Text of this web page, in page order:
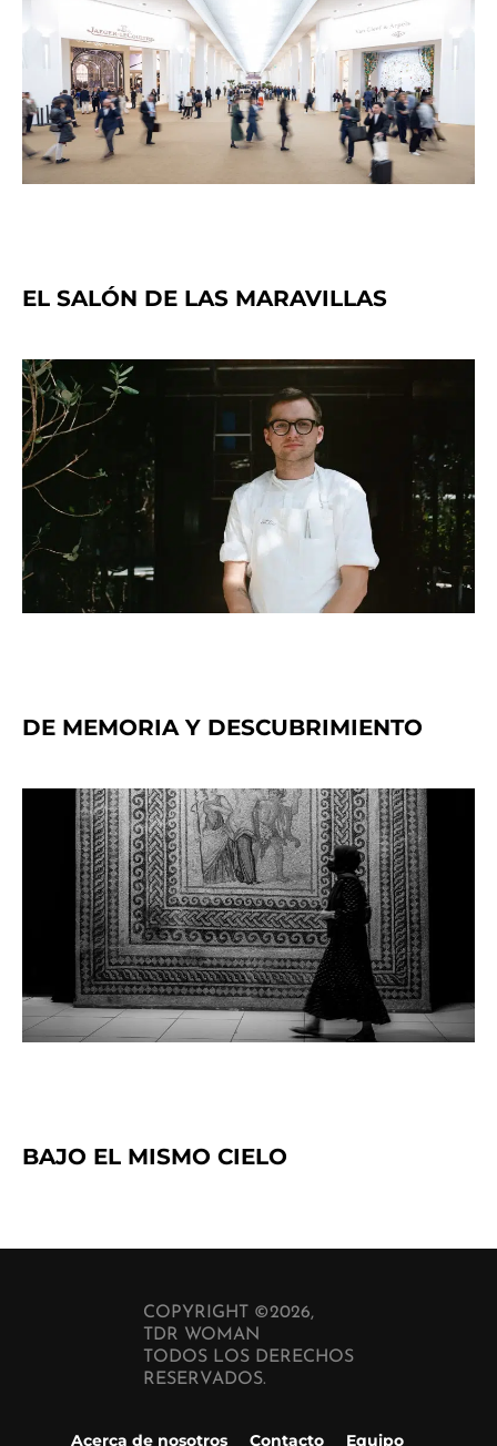
EL SALÓN DE LAS MARAVILLAS
DE MEMORIA Y DESCUBRIMIENTO
BAJO EL MISMO CIELO
COPYRIGHT ©2026,
TDR WOMAN
TODOS LOS DERECHOS
RESERVADOS.
Acerca de nosotros Contacto Equipo